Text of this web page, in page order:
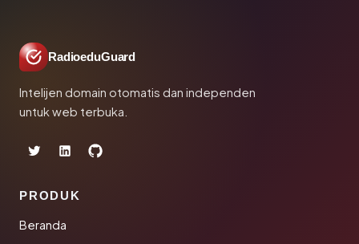
RadioeduGuard
Intelijen domain otomatis dan independen
untuk web terbuka.
PRODUK
Beranda